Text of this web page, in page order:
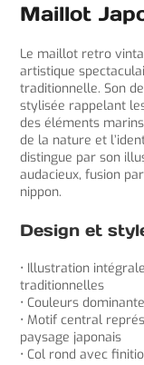
Maillot
Le maillot retro
artistique
traditionnelle. Son
stylisée rappelant
des éléments
de la nature et
distingue par son
audacieux, fusion
nippon.
Design et
• Illustration
traditionnelles
• Couleurs
• Motif central
paysage japonais
• Col rond avec